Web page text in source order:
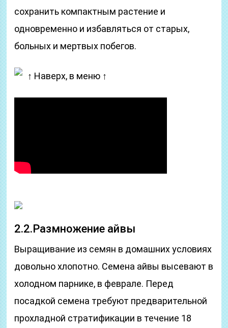
сохранить компактным растение и
одновременно и избавляться от старых,
больных и мертвых побегов.
↑ Наверх, в меню ↑
2.2.Размножение айвы
Выращивание из семян в домашних условиях
довольно хлопотно. Семена айвы высевают в
холодном парнике, в феврале. Перед
посадкой семена требуют предварительной
прохладной стратификации в течение 18